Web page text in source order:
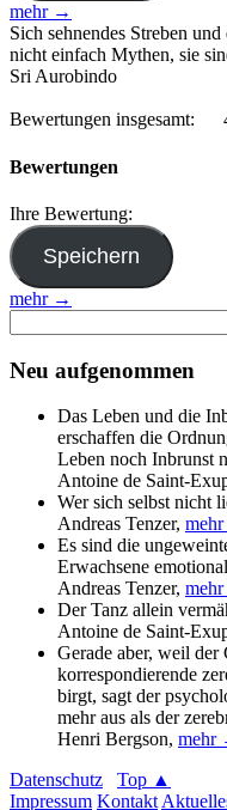
mehr →
Sich sehnendes Streben
nicht einfach Mythen, sie
Sri Aurobindo
Bewertungen insgesamt:
Bewertungen
Ihre Bewertung:
mehr →
nach:
Neu aufgenommen
Das Leben und die
erschaffen die
Leben noch Inbrunst
Antoine de Saint-
Wer sich selbst nicht
Andreas Tenzer,
Es sind die
Erwachsene
Andreas Tenzer,
Der Tanz allein
Antoine de Saint-
Gerade aber, weil der
korrespondierende
birgt, sagt der
mehr aus als der
Henri Bergson, mehr
Datenschutz
Top ▲
Impressum Kontakt